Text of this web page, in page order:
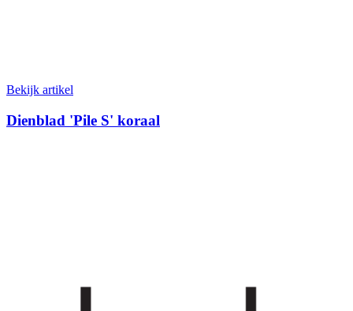
Bekijk artikel
Dienblad 'Pile S' koraal